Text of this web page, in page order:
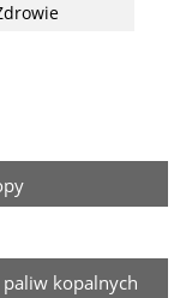
kopalnych